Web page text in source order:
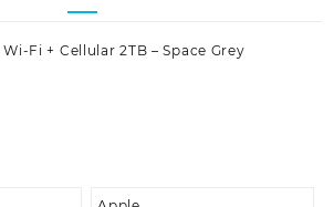
+ Cellular 2TB – Space Grey